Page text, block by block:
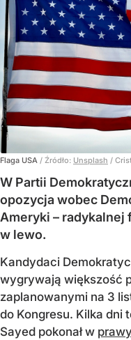
Flaga USA / Źródło: Unsplash /
W Partii
opozycja wobec
Ameryki – radykalnej
w lewo.
Kandydaci
wygrywają większość
zaplanowanymi na 3
do Kongresu. Kilka dni
Sayed pokonał w